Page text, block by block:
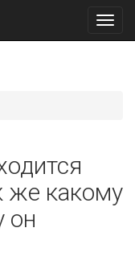
же какому
он